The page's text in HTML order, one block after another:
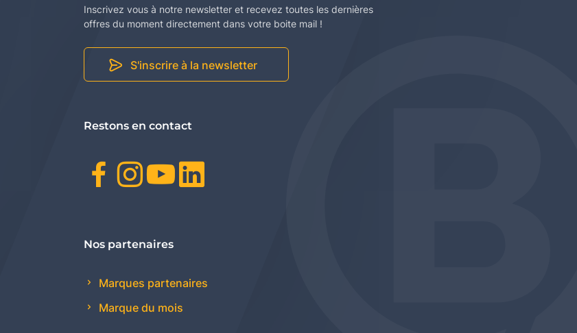
Inscrivez vous à notre newsletter et recevez toutes les dernières
offres du moment directement dans votre boite mail !
S'inscrire à la newsletter
Restons en contact
Facebook
Instagram
Youtube
Nos partenaires
Marques partenaires
Marque du mois